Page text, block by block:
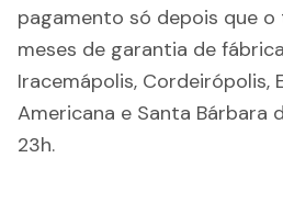
pagamento só depois que
meses de garantia de
Iracemápolis, Cordeirópolis,
Americana e Santa Bárbara
23h.